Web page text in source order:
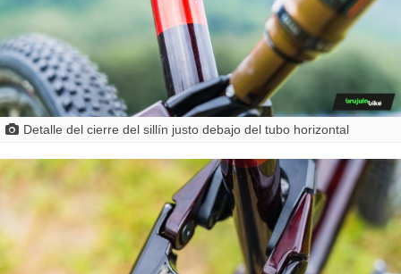
Detalle del cierre del sillín justo debajo del tubo horizontal